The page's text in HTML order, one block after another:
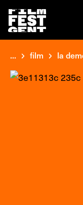
... film la